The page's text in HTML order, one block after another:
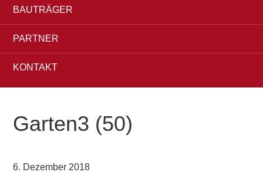
BAUTRÄGER
PARTNER
KONTAKT
Garten3 (50)
6. Dezember 2018